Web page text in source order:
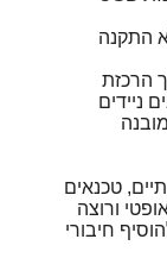
התקנה
ניידים
טכנאים
ורוצה
חיבורי